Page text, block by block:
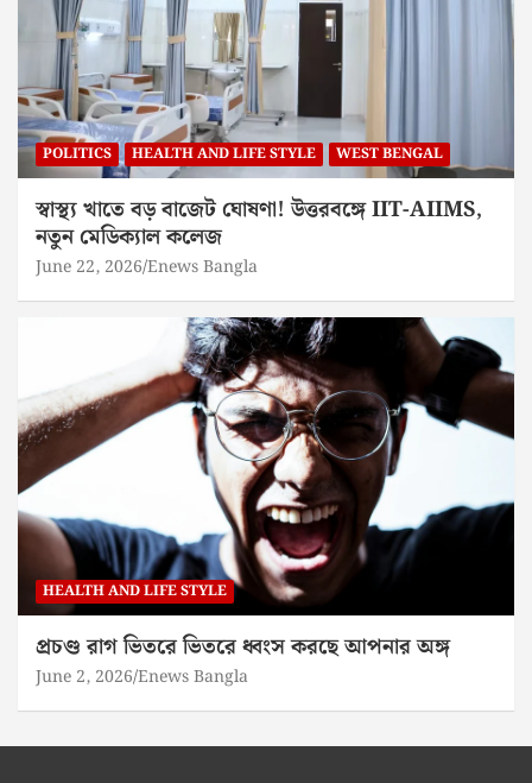
POLITICS HEALTH AND LIFE STYLE WEST BENGAL
স্বাস্থ্য খাতে বড় বাজেট ঘোষণা! উত্তরবঙ্গে IIT-AIIMS,
নতুন মেডিক্যাল কলেজ
June 22, 2026 Enews Bangla
HEALTH AND LIFE STYLE
প্রচণ্ড রাগ ভিতরে ভিতরে ধ্বংস করছে আপনার অঙ্গ
June 2, 2026 Enews Bangla